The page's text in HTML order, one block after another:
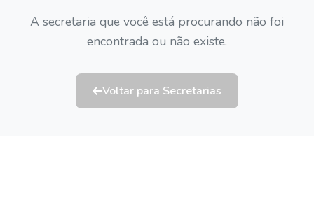
A secretaria que você está procurando não foi
encontrada ou não existe.
Voltar para Secretarias